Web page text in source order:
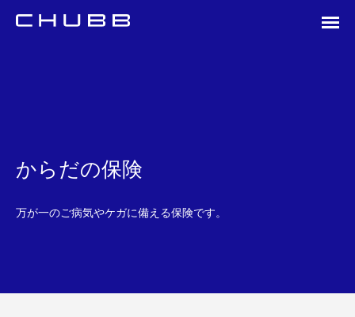
からだの保険
万が一のご病気やケガに備える保険です。